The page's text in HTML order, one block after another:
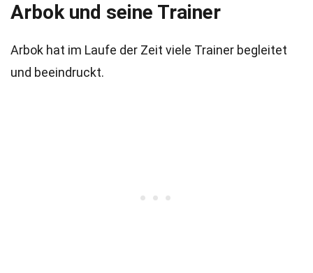
Arbok und seine Trainer
Arbok hat im Laufe der Zeit viele Trainer begleitet
und beeindruckt.